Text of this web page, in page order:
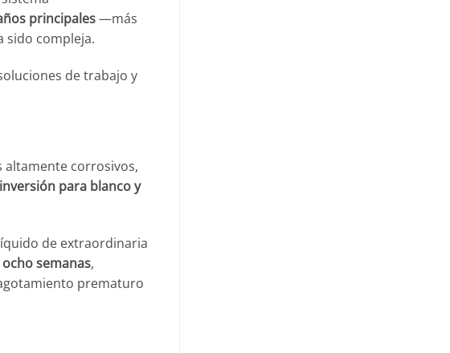
principales—más
sido compleja.
de trabajo y
altamente corrosivos,
para blanco y
de extraordinaria
semanas,
prematuro